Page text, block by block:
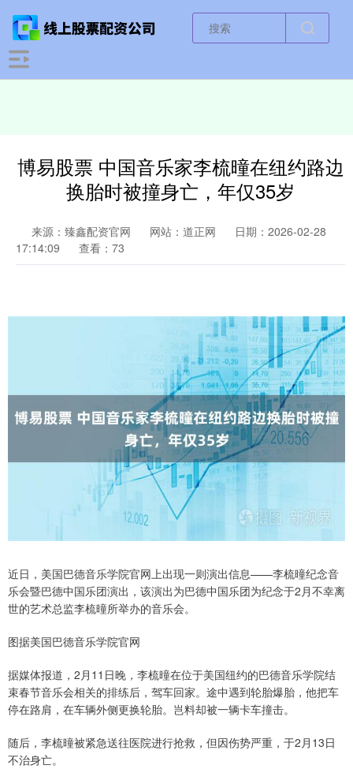
博易股票 中国音乐家李梳曈在纽约路边
换胎时被撞身亡，年仅35岁
来源：臻鑫配资官网 网站：道正网
日期：2026-02-28
17:14:09
查看：73
近日，美国巴德音乐学院官网上出现一则演出信息——李梳曈纪念音
乐会暨巴德中国乐团演出，该演出为巴德中国乐团为纪念于2月不幸离
世的艺术总监李梳曈所举办的音乐会。
图据美国巴德音乐学院官网
据媒体报道，2月11日晚，李梳曈在位于美国纽约的巴德音乐学院结
束春节音乐会相关的排练后，驾车回家。途中遇到轮胎爆胎，他把车
停在路肩，在车辆外侧更换轮胎。岂料却被一辆卡车撞击。
随后，李梳曈被紧急送往医院进行抢救，但因伤势严重，于2月13日
不治身亡。